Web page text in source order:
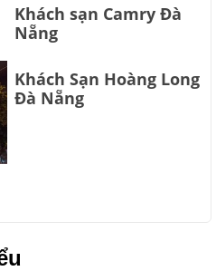
Khách sạn Camry Đà
Nẵng
Khách Sạn Hoàng Long
Đà Nẵng